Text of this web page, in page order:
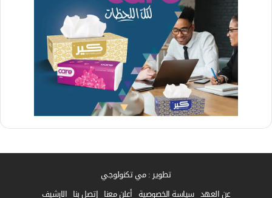
تطوير : مي تكنولوجي
عن العهد سياسة الخصوصية أعلن معنا إتصل بنا الارشيف